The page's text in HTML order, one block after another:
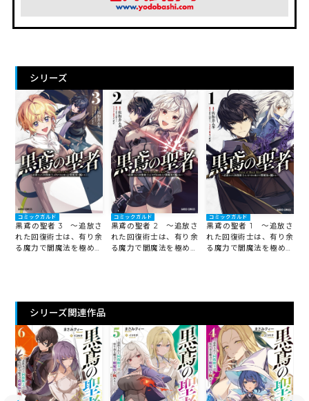
シリーズ
コミックガルド
黒鳶の聖者 3 ～追放さ
れた回復術士は、有り余
る魔力で闇魔法を極める
コミックガルド
黒鳶の聖者 2 ～追放さ
れた回復術士は、有り余
る魔力で闇魔法を極める
コミックガルド
黒鳶の聖者 1 ～追放さ
れた回復術士は、有り余
る魔力で闇魔法を極める
シリーズ関連作品